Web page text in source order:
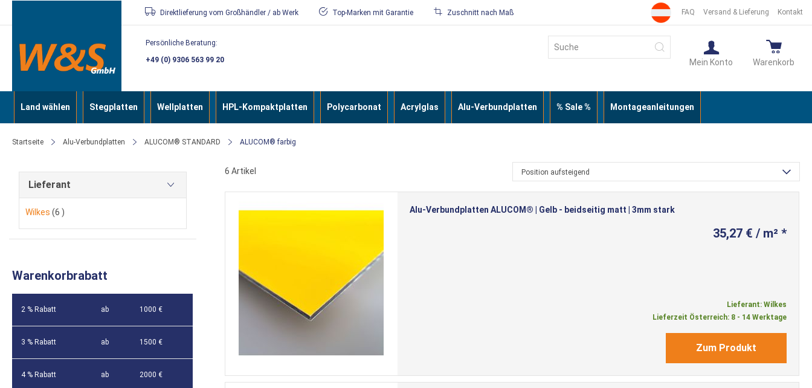
Direkt
zum
Inhalt
FAQ Versand & Lieferung Kontakt
Direktlieferung vom Großhändler / ab Werk Top-Marken mit Garantie Zuschnitt nach Maß
Persönliche Beratung:
+49 (0) 9306 563 99 20
Warenkorb
Mein Konto
Suche
Land wählen Stegplatten Wellplatten HPL-Kompaktplatten Polycarbonat Acrylglas Alu-Verbundplatten % Sale % Montageanleitungen
Startseite Alu-Verbundplatten ALUCOM® STANDARD ALUCOM® farbig
6 Artikel Position aufsteigend
Alu-Verbundplatten ALUCOM® | Gelb - beidseitig matt | 3mm stark
35,27 € / m² *
Lieferant: Wilkes
Lieferzeit Österreich: 8 - 14 Werktage
Zum Produkt
Lieferant
Wilkes 6 Artikel
Warenkorbrabatt
2 % Rabatt ab 1000 €
3 % Rabatt ab 1500 €
4 % Rabatt ab 2000 €